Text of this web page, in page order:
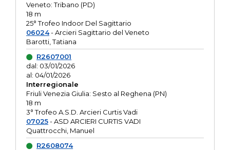
Veneto: Tribano (PD)
18 m
25° Trofeo Indoor Del Sagittario
06024- Arcieri Sagittario del Veneto
Barotti, Tatiana
R2607001
dal: 03/01/2026
al: 04/01/2026
Interregionale
Friuli Venezia Giulia: Sesto al Reghena (PN)
18 m
3° Trofeo A.S.D. Arcieri Curtis Vadi
07025- ASD ARCIERI CURTIS VADI
Quattrocchi, Manuel
R2608074